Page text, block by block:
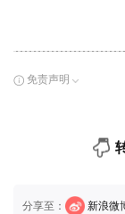
免责声明
分享至： 新浪微